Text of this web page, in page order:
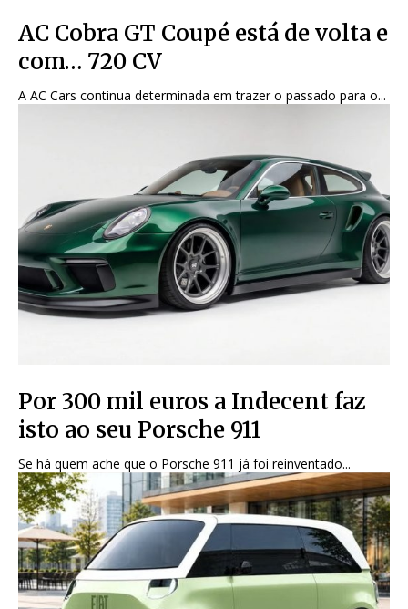
AC Cobra GT Coupé está de volta e
com… 720 CV
A AC Cars continua determinada em trazer o passado para o...
Por 300 mil euros a Indecent faz
isto ao seu Porsche 911
Se há quem ache que o Porsche 911 já foi reinventado...